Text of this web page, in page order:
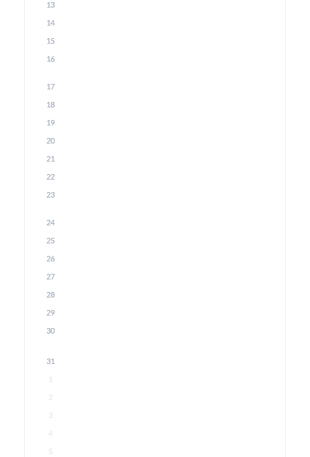
13
14
15
16
17
18
19
20
21
22
23
24
25
26
27
28
29
30
31
1
2
3
4
5